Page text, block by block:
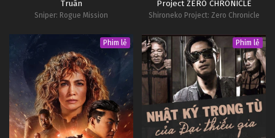
Truân
Sniper: Rogue Mission
Project ZERO CHRONICLE
Shironeko Project: Zero Chronicle
Phim lẻ
Phim lẻ